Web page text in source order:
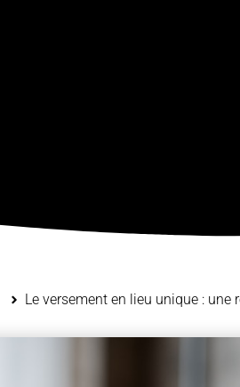
Le versement en lieu unique :